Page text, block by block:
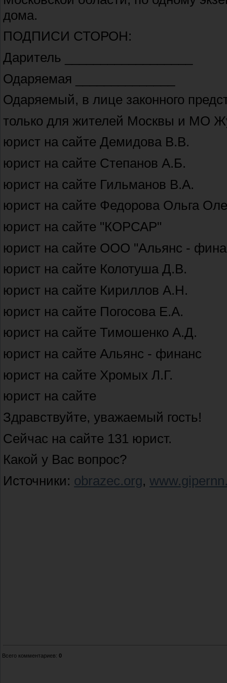
дома.
ПОДПИСИ СТОРОН:
Даритель __________________
Одаряемая ______________
Одаряемый, в лице законного
только для жителей Москвы и МО
юрист на сайте Демидова В.В.
юрист на сайте Степанов А.Б.
юрист на сайте Гильманов В.А.
юрист на сайте Федорова Ольга
юрист на сайте "КОРСАР"
юрист на сайте ООО "Альянс -
юрист на сайте Колотуша Д.В.
юрист на сайте Кириллов А.Н.
юрист на сайте Погосова Е.А.
юрист на сайте Тимошенко А.Д.
юрист на сайте Альянс - финанс
юрист на сайте Хромых Л.Г.
юрист на сайте
Здравствуйте, уважаемый гость!
Сейчас на сайте 131 юрист.
Какой у Вас вопрос?
Источники: obrazec.org,
Всего комментариев: 0